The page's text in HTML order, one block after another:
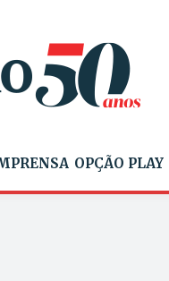
OPÇÃO PLAY